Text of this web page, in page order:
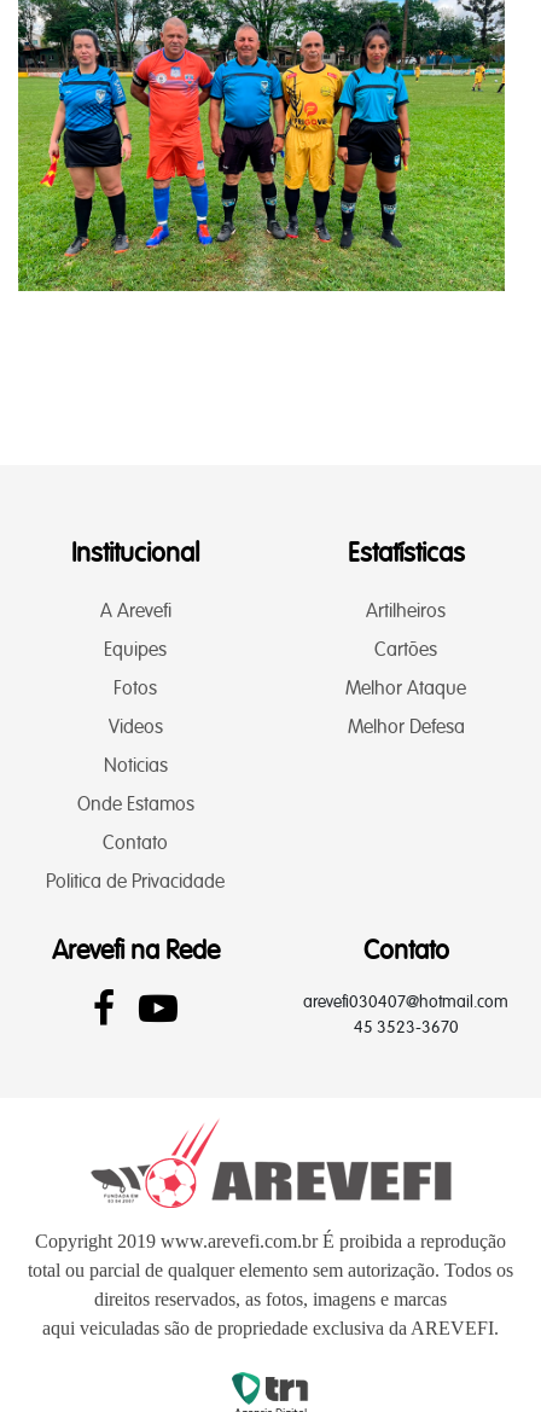
Institucional
A Arevefi
Equipes
Fotos
Videos
Noticias
Onde Estamos
Contato
Politica de Privacidade
Estatísticas
Artilheiros
Cartões
Melhor Ataque
Melhor Defesa
Arevefi na Rede Contato
arevefi030407@hotmail.com
45 3523-3670
Copyright 2019 www.arevefi.com.br É proibida a reprodução
total ou parcial de qualquer elemento sem autorização. Todos os
direitos reservados, as fotos, imagens e marcas
aqui veiculadas são de propriedade exclusiva da AREVEFI.